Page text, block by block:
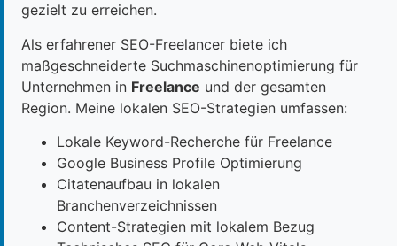
gezielt zu erreichen.
Als erfahrener SEO-Freelancer biete ich
maßgeschneiderte Suchmaschinenoptimierung für
Unternehmen in Freelance und der gesamten
Region. Meine lokalen SEO-Strategien umfassen:
Lokale Keyword-Recherche für Freelance
Google Business Profile Optimierung
Citatenaufbau in lokalen
Branchenverzeichnissen
Content-Strategien mit lokalem Bezug